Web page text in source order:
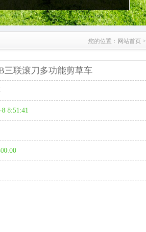
您的位置： 网站首页 >
三联滚刀多功能剪草车
8 8:51:41